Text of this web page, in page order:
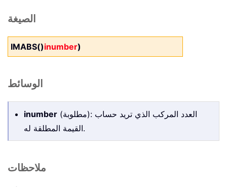
الصيغة
IMABS()inumber)
الوسائط
inumber (مطلوبة): العدد المركب الذي تريد حساب
القيمة المطلقة له.
ملاحظات